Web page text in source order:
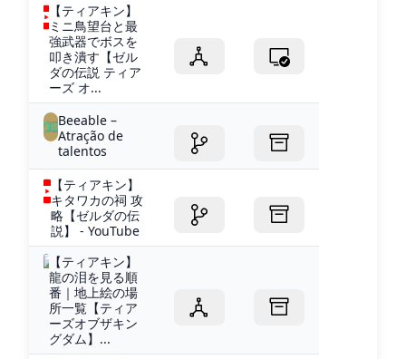
【ティアキン】
ミニ鳥望台と最
強武器でボスを
叩き潰す【ゼル
ダの伝説 ティア
ーズ オ...
Beeable –
Atração de
talentos
【ティアキン】
キタワカの祠 攻
略【ゼルダの伝
説】 - YouTube
【ティアキン】
龍の泪を見る順
番｜地上絵の場
所一覧【ティア
ーズオブザキン
グダム】...